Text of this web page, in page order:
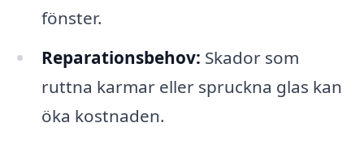
fönster.
Reparationsbehov: Skador som
ruttna karmar eller spruckna glas kan
öka kostnaden.